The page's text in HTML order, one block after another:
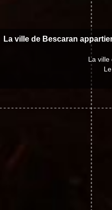
La ville de Bescaran
La ville